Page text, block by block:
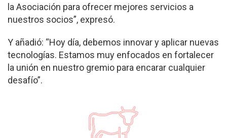
la Asociación para ofrecer mejores servicios a
nuestros socios”, expresó.
Y añadió: “Hoy día, debemos innovar y aplicar nuevas
tecnologías. Estamos muy enfocados en fortalecer
la unión en nuestro gremio para encarar cualquier
desafío”.